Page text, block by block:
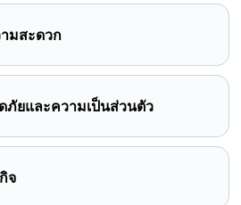
มสะดวก
ภัยและความเป็นส่วนตัว
จ